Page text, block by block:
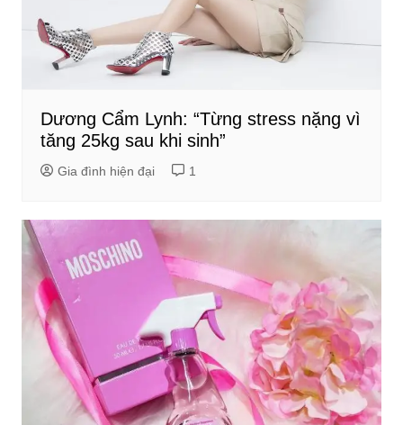
Dương Cẩm Lynh: “Từng stress nặng vì
tăng 25kg sau khi sinh”
Gia đình hiện đại 1